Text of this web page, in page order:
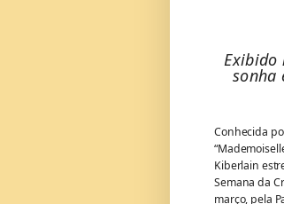
Exibido
sonha
Conhecida
Kiberlain
Semana da
março, pela